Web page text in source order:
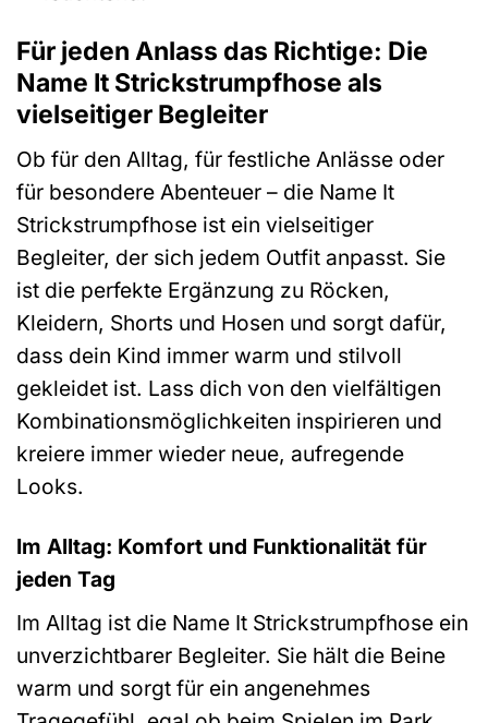
Für jeden Anlass das Richtige: Die
Name It Strickstrumpfhose als
vielseitiger Begleiter
Ob für den Alltag, für festliche Anlässe oder
für besondere Abenteuer – die Name It
Strickstrumpfhose ist ein vielseitiger
Begleiter, der sich jedem Outfit anpasst. Sie
ist die perfekte Ergänzung zu Röcken,
Kleidern, Shorts und Hosen und sorgt dafür,
dass dein Kind immer warm und stilvoll
gekleidet ist. Lass dich von den vielfältigen
Kombinationsmöglichkeiten inspirieren und
kreiere immer wieder neue, aufregende
Looks.
Im Alltag: Komfort und Funktionalität für
jeden Tag
Im Alltag ist die Name It Strickstrumpfhose ein
unverzichtbarer Begleiter. Sie hält die Beine
warm und sorgt für ein angenehmes